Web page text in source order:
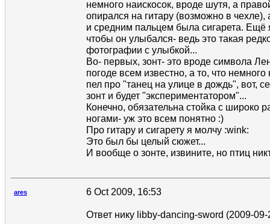
немного наискосок, вроде шутя, а
опирался на гитару (возможно в
и средним пальцем была сигарета. Ещё
чтобы он улыбался- ведь это такая
фотографии с улыбкой...
Во- первых, зонт- это вроде символа
погоде всем известно, а то, что
пел про "танец на улице в дождь", вот,
зонт и будет "экспериментатором"...
Конечно, обязательна стойка с широко
ногами- уж это всем понятно :)
Про гитару и сигарету я молчу :wink:
Это был бы целый сюжет...
И вообще о зонте, извините, но птиц
ares 6 Oct 2009, 16:53
Ответ нику libby-dancing-sword (2009-